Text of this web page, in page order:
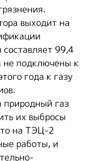
выходит на
99,4
не подключены к
года к газу
газ
их выбросы
на ТЭЦ-2
работы, и